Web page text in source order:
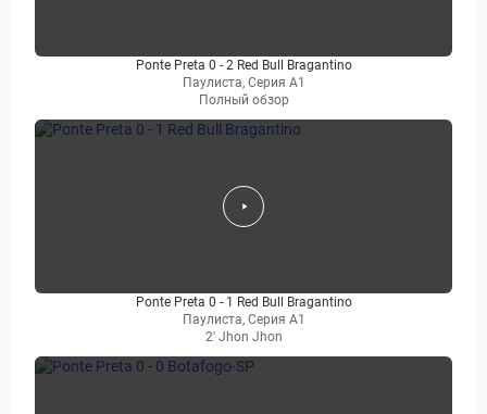
Ponte Preta 0 - 2 Red Bull Bragantino
Паулиста, Серия А1
Полный обзор
Ponte Preta 0 - 1 Red Bull Bragantino
Паулиста, Серия А1
2' Jhon Jhon